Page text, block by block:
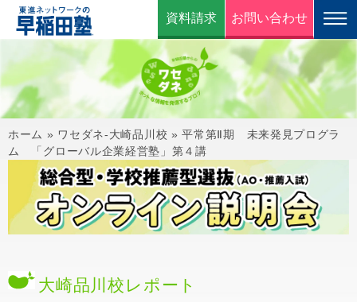
資料請求 お問い合わせ
ホーム » ワセダネ-大崎品川校 »平常第Ⅱ期 未来発見プログラ
ム 「グローバル企業経営塾」第４講
大崎品川校 レポート